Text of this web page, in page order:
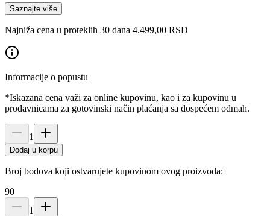
Saznajte više
Najniža cena u proteklih 30 dana 4.499,00 RSD
Informacije o popustu
*Iskazana cena važi za online kupovinu, kao i za kupovinu u
prodavnicama za gotovinski način plaćanja sa dospećem odmah.
1
Dodaj u korpu
Broj bodova koji ostvarujete kupovinom ovog proizvoda:
90
1